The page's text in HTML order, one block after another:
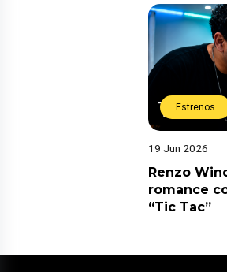
Estrenos
19 Jun 2026
Renzo
romance
“Tic Tac”